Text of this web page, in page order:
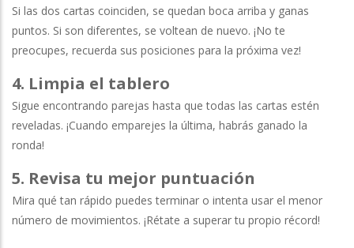
Si las dos cartas coinciden, se quedan boca arriba y ganas
puntos. Si son diferentes, se voltean de nuevo. ¡No te
preocupes, recuerda sus posiciones para la próxima vez!
4. Limpia el tablero
Sigue encontrando parejas hasta que todas las cartas estén
reveladas. ¡Cuando emparejes la última, habrás ganado la
ronda!
5. Revisa tu mejor puntuación
Mira qué tan rápido puedes terminar o intenta usar el menor
número de movimientos. ¡Rétate a superar tu propio récord!